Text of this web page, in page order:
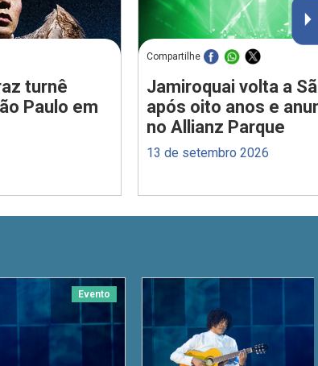
turnê
Paulo em
Compartilhe
Jamiroquai volta a
após oito anos e
no Allianz Parque
13 de setembro 2026
Evento